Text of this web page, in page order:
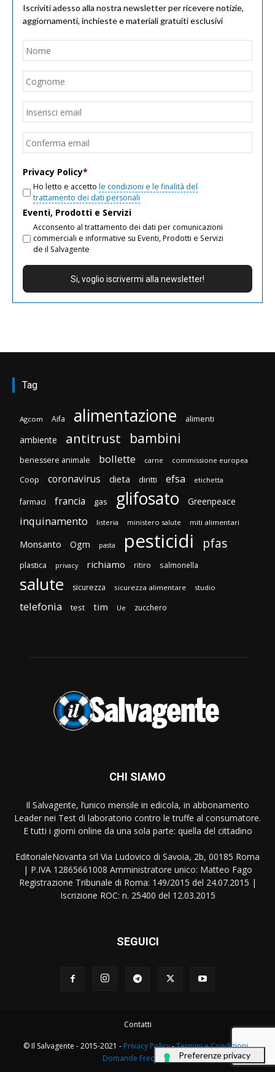
Iscriviti adesso alla nostra newsletter per ricevere notizie,
aggiornamenti, inchieste e materiali gratuiti esclusivi
Nome
Email
Privacy Policy*
Ho letto e accetto le condizioni e le finalità del
trattamento dei dati personali
Eventi, Prodotti e Servizi
Acconsento al trattamento dei dati per comunicazioni
commerciali e informative su Eventi, Prodotti e Servizi
de il Salvagente
Tag
Agcom Aifa alimentazione alimenti
ambiente antitrust bambini
benessere animale bollette carne commissione europea
Coop coronavirus dieta diritti efsa etichetta
farmaci francia gas glifosato Greenpeace
inquinamento listeria ministero salute miti alimentari
Monsanto Ogm pasta pesticidi pfas
plastica privacy richiamo ritiro salmonella
salute sicurezza sicurezza alimentare studio
telefonia test tim Ue zucchero
CHI SIAMO
Il Salvagente, l’unico mensile in edicola, in abbonamento
Leader nei Test di laboratorio contro le truffe al consumatore.
E tutti i giorni online da una sola parte: quella del cittadino
EditorialeNovanta srl Via Ludovico di Savoia, 2b, 00185 Roma
| P.IVA 12865661008 Amministratore unico: Matteo Fago
Registrazione Tribunale di Roma: 149/2015 del 24.07.2015 |
Iscrizione ROC: n. 25400 del 12.03.2015
SEGUICI
Contatti
© Il Salvagente - 2015-2021 - Privacy Policy-Termini e Condizioni-
Domande Frequenti